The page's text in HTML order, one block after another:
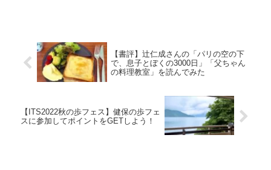
【書評】辻仁成さんの「パリの空の下
で、息子とぼくの3000日」「父ちゃん
の料理教室」を読んでみた
【ITS2022秋の歩フェス】健保の歩フェ
スに参加してポイントをGETしよう！